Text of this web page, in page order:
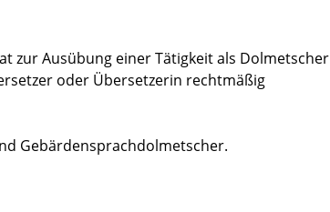
zur Ausübung einer Tätigkeit als Dolmetscher
oder Übersetzerin rechtmäßig
Gebärdensprachdolmetscher.